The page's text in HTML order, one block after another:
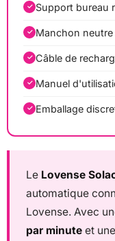
Support bureau
Manchon neutre
Câble de
Manuel
Emballage
Le Lovense
automatique
Lovense. Avec
par minute et